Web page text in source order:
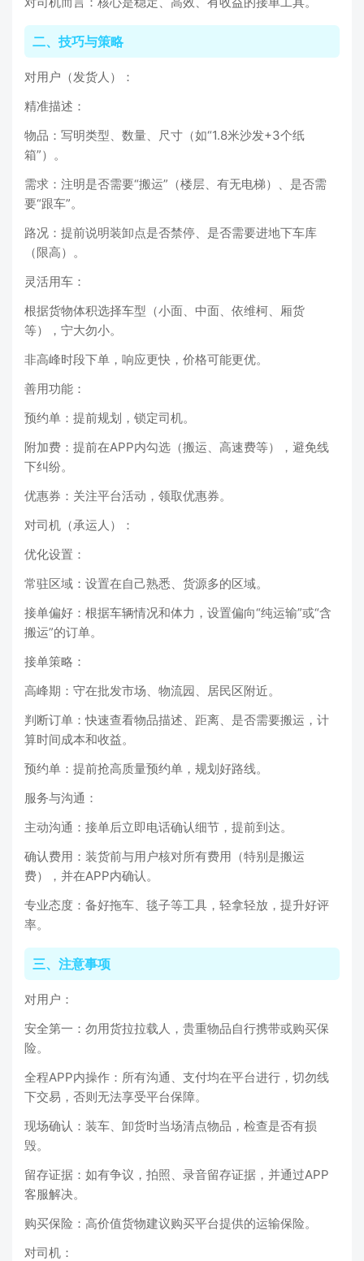
二、技巧与策略
对用户（发货人）：
精准描述：
物品：写明类型、数量、尺寸（如“1.8米沙发+3个纸
箱”）。
需求：注明是否需要“搬运”（楼层、有无电梯）、是否需
要“跟车”。
路况：提前说明装卸点是否禁停、是否需要进地下车库
（限高）。
灵活用车：
根据货物体积选择车型（小面、中面、依维柯、厢货
等），宁大勿小。
非高峰时段下单，响应更快，价格可能更优。
善用功能：
预约单：提前规划，锁定司机。
附加费：提前在APP内勾选（搬运、高速费等），避免线
下纠纷。
优惠券：关注平台活动，领取优惠券。
对司机（承运人）：
优化设置：
常驻区域：设置在自己熟悉、货源多的区域。
接单偏好：根据车辆情况和体力，设置偏向“纯运输”或“含
搬运”的订单。
接单策略：
高峰期：守在批发市场、物流园、居民区附近。
判断订单：快速查看物品描述、距离、是否需要搬运，计
算时间成本和收益。
预约单：提前抢高质量预约单，规划好路线。
服务与沟通：
主动沟通：接单后立即电话确认细节，提前到达。
确认费用：装货前与用户核对所有费用（特别是搬运
费），并在APP内确认。
专业态度：备好拖车、毯子等工具，轻拿轻放，提升好评
率。
三、注意事项
对用户：
安全第一：勿用货拉拉载人，贵重物品自行携带或购买保
险。
全程APP内操作：所有沟通、支付均在平台进行，切勿线
下交易，否则无法享受平台保障。
现场确认：装车、卸货时当场清点物品，检查是否有损
毁。
留存证据：如有争议，拍照、录音留存证据，并通过APP
客服解决。
购买保险：高价值货物建议购买平台提供的运输保险。
对司机：